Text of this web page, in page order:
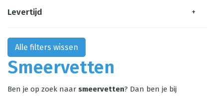
Smeervetten
Ben je op zoek naar smeervetten? Dan ben je bij
Levertijd +
Alle filters wissen